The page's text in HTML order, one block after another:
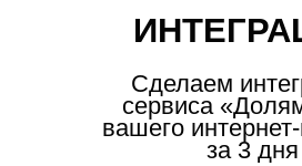
Сделаем
сервиса
вашего
за 3 дня